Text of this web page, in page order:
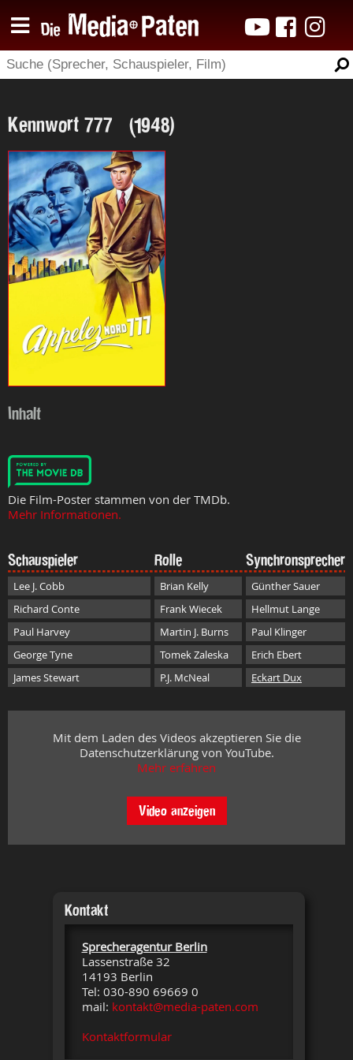
Kennwort 777 (1948)
Inhalt
Die Film-Poster stammen von der TMDb.
Mehr Informationen.
Schauspieler Rolle Synchronsprecher
Lee J. Cobb Brian Kelly
Günther Sauer
Richard Conte
Frank Wiecek
Hellmut Lange
Paul Harvey
Martin J. Burns
Paul Klinger
George Tyne
Tomek Zaleska
Erich Ebert
James Stewart
P.J. McNeal Eckart Dux
Mit dem Laden des Videos akzeptieren Sie die
Datenschutzerklärung von YouTube.
Mehr erfahren
Video anzeigen
Kontakt
Sprecheragentur Berlin
Lassenstraße 32
14193 Berlin
Tel: 030-890 69669 0
mail: kontakt@media-paten.com
Kontaktformular